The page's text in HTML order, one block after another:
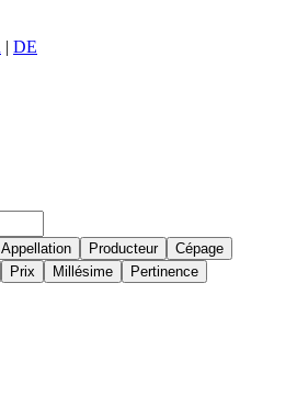
| DE
Appellation Producteur
Cépage
Prix Millésime
Pertinence